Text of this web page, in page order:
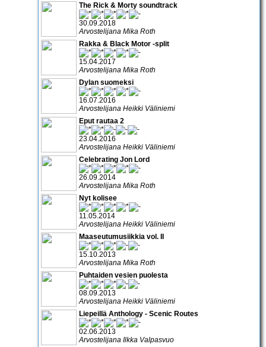
The Rick & Morty soundtrack
30.09.2018
Arvostelijana Mika Roth
Rakka & Black Motor -split
15.04.2017
Arvostelijana Mika Roth
Dylan suomeksi
16.07.2016
Arvostelijana Heikki Väliniemi
Eput rautaa 2
23.04.2016
Arvostelijana Heikki Väliniemi
Celebrating Jon Lord
26.09.2014
Arvostelijana Mika Roth
Nyt kolisee
11.05.2014
Arvostelijana Heikki Väliniemi
Maaseutumusiikkia vol. II
15.10.2013
Arvostelijana Mika Roth
Puhtaiden vesien puolesta
08.09.2013
Arvostelijana Heikki Väliniemi
Liepeillä Anthology - Scenic Routes
02.06.2013
Arvostelijana Ilkka Valpasvuo